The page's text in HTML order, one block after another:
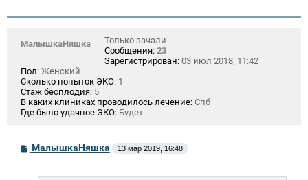
МалышкаНяшка
Только зачали
Сообщения: 23
Зарегистрирован: 03 июл 2018, 11:42
Пол: Женский
Сколько попыток ЭКО: 1
Стаж бесплодия: 5
В каких клиниках проводилось лечение: Спб
Где было удачное ЭКО: Будет
С
о
МалышкаНяшка 13 мар 2019, 16:48